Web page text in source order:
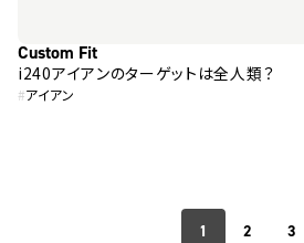
Custom Fit
i240アイアンのターゲットは全人類？
#アイアン
1 2 3